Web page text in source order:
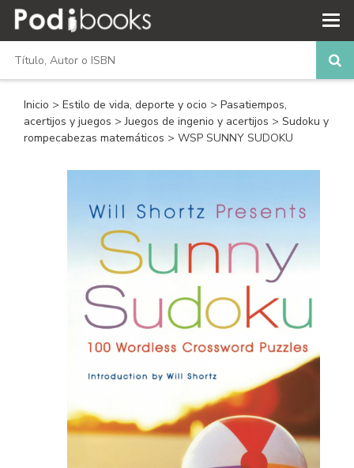
Inicio > Estilo de vida, deporte y ocio > Pasatiempos,
acertijos y juegos >Juegos de ingenio y acertijos > Sudoku y
rompecabezas matemáticos > WSP SUNNY SUDOKU